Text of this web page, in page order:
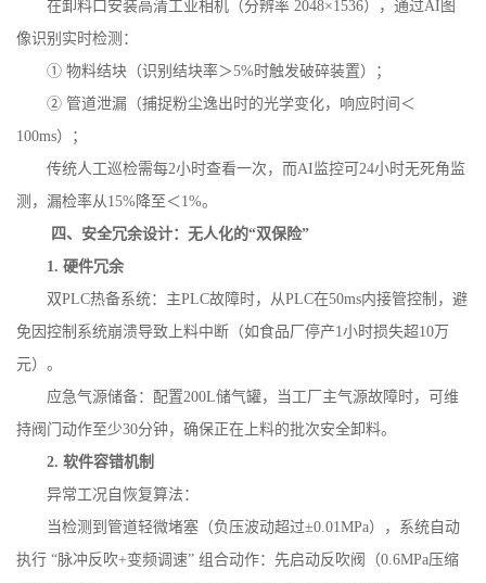
在卸料口安装高清工业相机（分辨率 2048×1536），通过AI 图
像识别实时检测：
① 物料结块（识别结块率＞5%时触发破碎装置）；
② 管道泄漏（捕捉粉尘逸出时的光学变化，响应时间＜
100ms）；
传统人工巡检需每2小时查看一次，而AI监控可 24小时无死角监
测，漏检率从15%降至＜1%。
四、安全冗余设计：无人化的“双保险”
1.硬件冗余
双PLC热备系统：主PLC故障时，从PLC在50ms内接管控制，避
免因控制系统崩溃导致上料中断（如食品厂停产1小时损失超10万
元）。
应急气源储备：配置200L储气罐，当工厂主气源故障时，可维
持阀门动作至少30分钟，确保正在上料的批次安全卸料。
2.软件容错机制
异常工况自恢复算法：
当检测到管道轻微堵塞（负压波动超过±0.01MPa），系统自动
执行 “脉冲反吹+变频调速” 组合动作：先启动反吹阀（0.6MPa压缩